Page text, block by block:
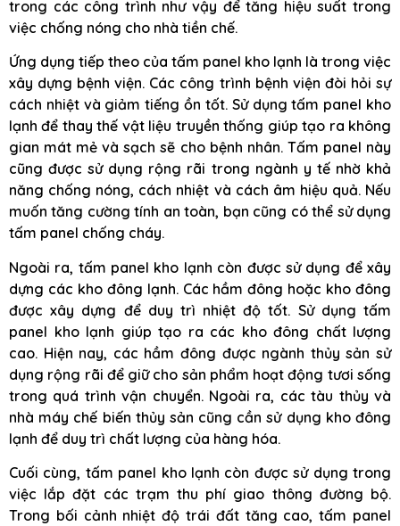
trong các công trình như vậy để tăng hiệu suất trong
việc chống nóng cho nhà tiền chế.
Ứng dụng tiếp theo của tấm panel kho lạnh là trong việc
xây dựng bệnh viện. Các công trình bệnh viện đòi hỏi sự
cách nhiệt và giảm tiếng ồn tốt. Sử dụng tấm panel kho
lạnh để thay thế vật liệu truyền thống giúp tạo ra không
gian mát mẻ và sạch sẽ cho bệnh nhân. Tấm panel này
cũng được sử dụng rộng rãi trong ngành y tế nhờ khả
năng chống nóng, cách nhiệt và cách âm hiệu quả. Nếu
muốn tăng cường tính an toàn, bạn cũng có thể sử dụng
tấm panel chống cháy.
Ngoài ra, tấm panel kho lạnh còn được sử dụng để xây
dựng các kho đông lạnh. Các hầm đông hoặc kho đông
được xây dựng để duy trì nhiệt độ tốt. Sử dụng tấm
panel kho lạnh giúp tạo ra các kho đông chất lượng
cao. Hiện nay, các hầm đông được ngành thủy sản sử
dụng rộng rãi để giữ cho sản phẩm hoạt động tươi sống
trong quá trình vận chuyển. Ngoài ra, các tàu thủy và
nhà máy chế biến thủy sản cũng cần sử dụng kho đông
lạnh để duy trì chất lượng của hàng hóa.
Cuối cùng, tấm panel kho lạnh còn được sử dụng trong
việc lắp đặt các trạm thu phí giao thông đường bộ.
Trong bối cảnh nhiệt độ trái đất tăng cao, tấm panel